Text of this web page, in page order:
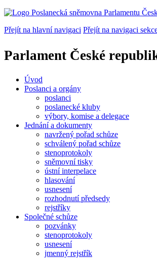
Přejít na hlavní navigaci Přejít na navigaci
Parlament České
Úvod
Poslanci a orgány
poslanci
poslanecké kluby
výbory, komise a delegace
Jednání a dokumenty
navržený pořad schůze
schválený pořad schůze
stenoprotokoly
sněmovní tisky
ústní interpelace
hlasování
usnesení
rozhodnutí předsedy
rejstříky
Společné schůze
pozvánky
stenoprotokoly
usnesení
jmenný rejstřík